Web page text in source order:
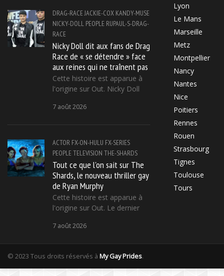
DRAG-RACEJACKIE-COX KANDY-MUSE
NICKY-DOLL PEOPLE RUPAUL-S-DRAG-
RACE
Nicky Doll dit aux fans de Drag
Race de « se détendre » face
aux reines qui ne traînent pas
Cette histoire est apparue à
l'origine sur Out. Nicky Doll
7 août 2026
ACTOR FX-ON-HULU FX-SERIES
PEOPLETELEVISION THE-SHARDS
Tout ce que l'on sait sur The
Shards, le nouveau thriller gay
de Ryan Murphy
Cette histoire est apparue à
l'origine sur Out. Le dernier
7 août 2026
Lyon
Le Mans
Marseille
Metz
Montpellier
Nancy
Nantes
Nice
Poitiers
Rennes
Rouen
Strasbourg
Tignes
Toulouse
Tours
© 2023 Tous droits réservés à My Gay Prides.